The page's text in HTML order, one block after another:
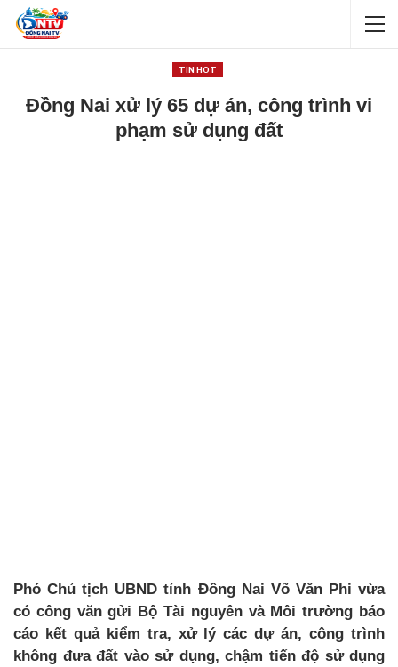
TIN HOT
Đồng Nai xử lý 65 dự án, công trình vi
phạm sử dụng đất
Phó Chủ tịch UBND tỉnh Đồng Nai Võ Văn Phi vừa
có công văn gửi Bộ Tài nguyên và Môi trường báo
cáo kết quả kiểm tra, xử lý các dự án, công trình
không đưa đất vào sử dụng, chậm tiến độ sử dụng